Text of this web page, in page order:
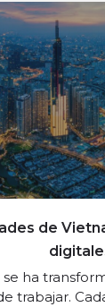
de
ha
trabajar.